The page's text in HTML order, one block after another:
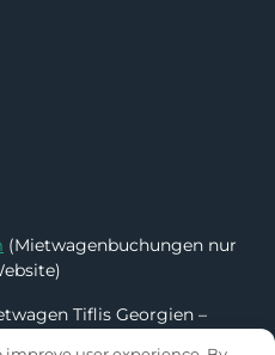
(Mietwagenbuchungen nur
Tiflis Georgien –